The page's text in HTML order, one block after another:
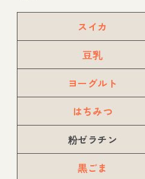
スイカ
豆乳
ヨーグルト
はちみつ
粉ゼラチン
黒ごま